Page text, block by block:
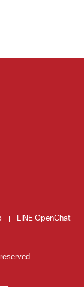
LINE OpenChat